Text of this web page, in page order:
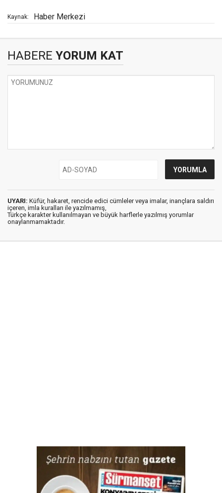
Kaynak: Haber Merkezi
HABERE YORUM KAT
UYARI: Küfür, hakaret, rencide edici cümleler veya imalar, inançlara saldırı
içeren, imla kuralları ile yazılmamış,
Türkçe karakter kullanılmayan ve büyük harflerle yazılmış yorumlar
onaylanmamaktadır.